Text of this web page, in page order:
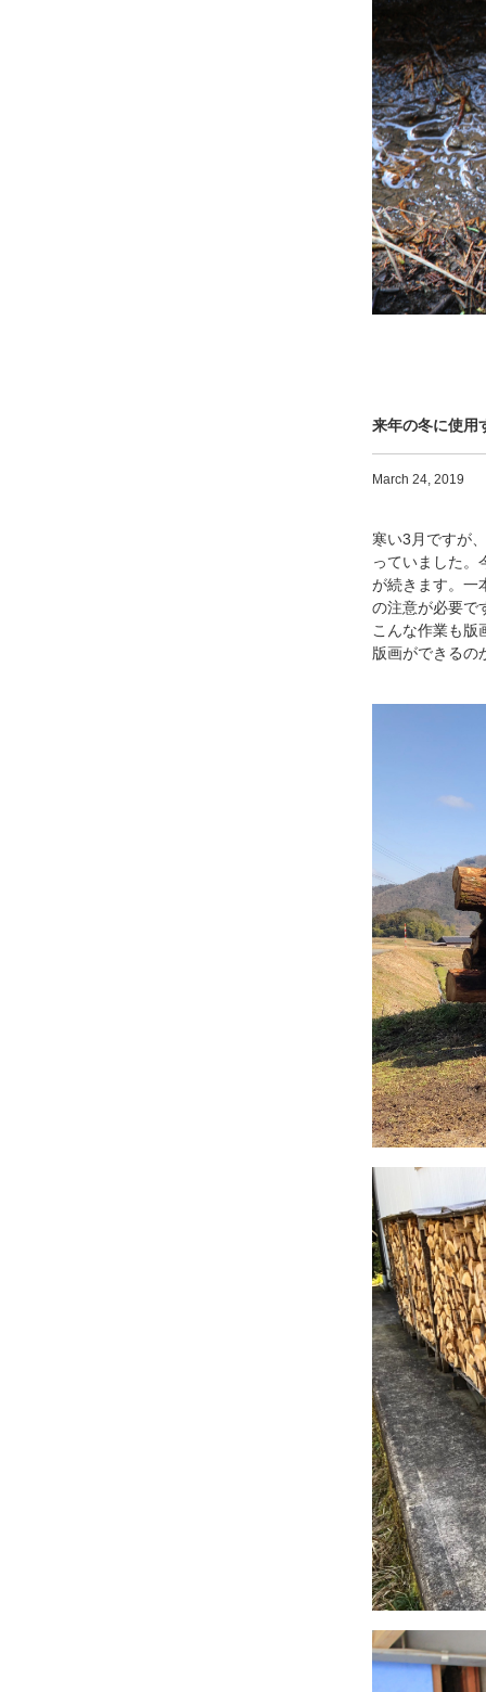
来年の冬に使用
March 24, 2019
寒い3月ですが
っていました。
が続き ます。 一
の注意が必要で
こんな作業も版
版画ができるの